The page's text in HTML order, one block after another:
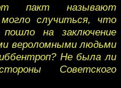
пакт называют
случиться, что
пошло на заключение
вероломными людьми
Не была ли
Советского